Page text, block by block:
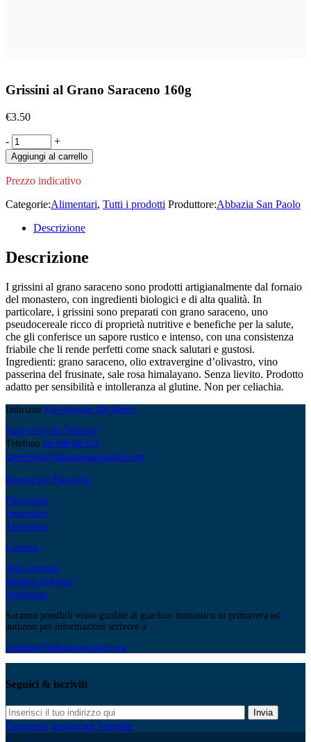
Grissini al Grano Saraceno 160g
€3.50
Grissini
al
Grano
Saraceno
quantity
- +
Aggiungi al carrello
Prezzo indicativo
Categorie:Alimentari, Tutti i prodotti Produttore:Abbazia San Paolo
Descrizione
Descrizione
I grissini al grano saraceno sono prodotti artigianalmente dal fornaio
del monastero, con ingredienti biologici e di alta qualità. In
particolare, i grissini sono preparati con grano saraceno, uno
pseudocereale ricco di proprietà nutritive e benefiche per la salute,
che gli conferisce un sapore rustico e intenso, con una consistenza
friabile che li rende perfetti come snack salutari e gustosi.
Ingredienti: grano saraceno, olio extravergine d’olivastro, vino
passerina del frusinate, sale rosa himalayano. Senza lievito. Prodotto
adatto per sensibilità e intolleranza al glutine. Non per celiachia.
Indirizzo Via Ostiense 186 Roma
Stato Città del Vaticano
Telefono 06 698 80 811
spezieria@abbaziasanpaolo.org
Ricerca per Patologia
Fitoterapia
Integratori
Alimentari
Cosmesi
Altri prodotti
Modulo d'Ordine
Spedizioni
Saranno possibili visite guidate al giardino monastico in primavera ed
autunno per informazioni scrivere a:
giardino@abbaziasanpaolo.org
Seguici & iscriviti
Invia
Facebook InstagramYoutube